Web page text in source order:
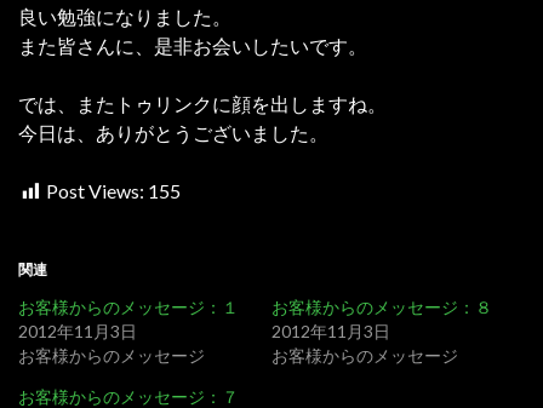
良い勉強になりました。
また皆さんに、是非お会いしたいです。
では、またトゥリンクに顔を出しますね。
今日は、ありがとうございました。
Post Views: 155
関連
お客様からのメッセージ：１
2012年11月3日
お客様からのメッセージ
お客様からのメッセージ：８
2012年11月3日
お客様からのメッセージ
お客様からのメッセージ：７